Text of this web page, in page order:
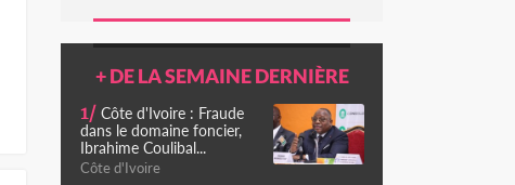
+ DE LA SEMAINE DERNIÈRE
1/ Côte d'Ivoire : Fraude
dans le domaine foncier,
Ibrahime Coulibal...
Côte d'Ivoire